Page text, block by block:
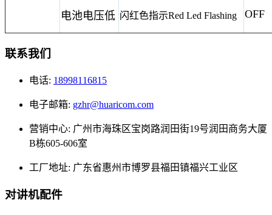
电池电压低 闪红色指示Red Led Flashing OFF
联系我们
电话: 18998116815
电子邮箱: gzhr@huaricom.com
营销中心: 广州市海珠区宝岗路润田街19号润田商务大厦
B栋605-606室
工厂地址: 广东省惠州市博罗县福田镇福兴工业区
对讲机配件